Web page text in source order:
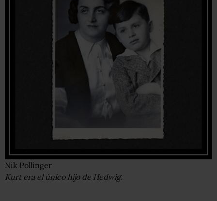
Nik Pollinger
Kurt era el único hijo de Hedwig.